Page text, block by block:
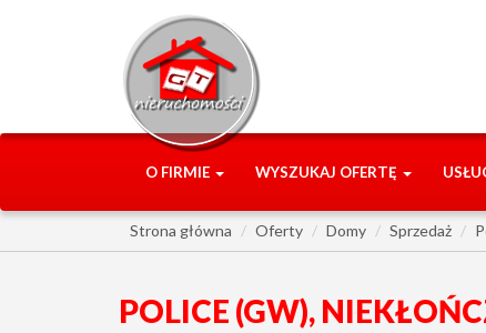
O FIRMIE WYSZUKAJ OFERTĘ
Strona główna Oferty Domy Sprzedaż
POLICE (GW),